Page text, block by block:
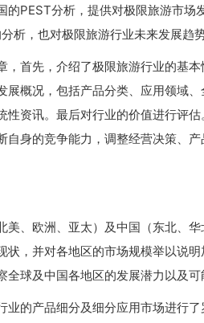
的PEST分析，提供对极限旅游市场
析，也对极限旅游行业未来发展趋势
，首先，介绍了极限旅游行业的基
展概况，包括产品分类、应用领域
性资讯。最后对行业的价值进行评
自身的竞争能力，调整经营决策、
美、欧洲、亚太）及中国（东北、
状，并对各地区的市场规模举以说
球及中国各地区的发展潜力以及可
业的产品细分及细分应用市场进行